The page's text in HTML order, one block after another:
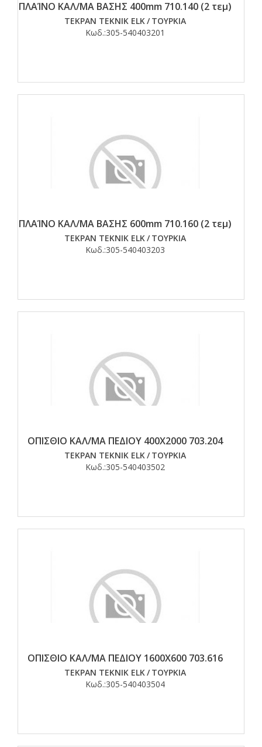
ΠΛΑΊΝΟ ΚΑΛ/ΜΑ ΒΑΣΗΣ 400mm 710.140 (2 τεμ)
TEKPAN TEKNIK ELK/ ΤΟΥΡΚΙΑ
Κωδ.:305-540403201
ΠΛΑΊΝΟ ΚΑΛ/ΜΑ ΒΑΣΗΣ 600mm 710.160 (2 τεμ)
TEKPAN TEKNIK ELK/ ΤΟΥΡΚΙΑ
Κωδ.:305-540403203
ΟΠΙΣΘΙΟ ΚΑΛ/ΜΑ ΠΕΔΙΟΥ 400Χ2000 703.204
TEKPAN TEKNIK ELK/ ΤΟΥΡΚΙΑ
Κωδ.:305-540403502
ΟΠΙΣΘΙΟ ΚΑΛ/ΜΑ ΠΕΔΙΟΥ 1600Χ600 703.616
TEKPAN TEKNIK ELK/ ΤΟΥΡΚΙΑ
Κωδ.:305-540403504